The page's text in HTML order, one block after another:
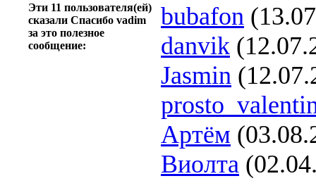
Эти 11 пользователя(ей)
сказали Спасибо vadim
за это полезное
сообщение:
bubafon
danvik
Jasmin
Артём
Виолта